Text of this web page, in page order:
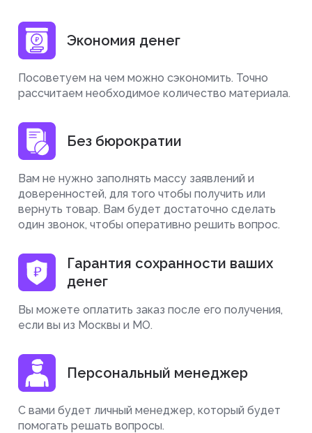
Экономия денег
Посоветуем на чем можно сэкономить. Точно
рассчитаем необходимое количество материала.
Без бюрократии
Вам не нужно заполнять массу заявлений и
доверенностей, для того чтобы получить или
вернуть товар. Вам будет достаточно сделать
один звонок, чтобы оперативно решить вопрос.
Гарантия сохранности ваших
денег
Вы можете оплатить заказ после его получения,
если вы из Москвы и МО.
Персональный менеджер
С вами будет личный менеджер, который будет
помогать решать вопросы.